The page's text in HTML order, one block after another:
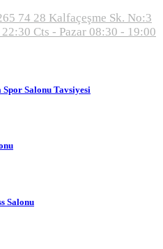
74 28 Kalfaçeşme Sk. No:3
22:30 Cts - Pazar 08:30 - 19:00
Spor Salonu Tavsiyesi
Salonu